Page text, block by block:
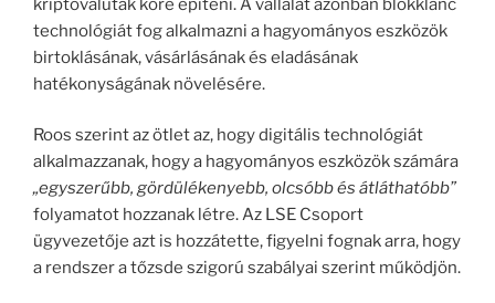
kriptovaluták köré építeni. A vállalat azonban blokklánc
technológiát fog alkalmazni a hagyományos eszközök
birtoklásának, vásárlásának és eladásának
hatékonyságának növelésére.
Roos szerint az ötlet az, hogy digitális technológiát
alkalmazzanak, hogy a hagyományos eszközök számára
„egyszerűbb, gördülékenyebb, olcsóbb és átláthatóbb”
folyamatot hozzanak létre. Az LSE Csoport
ügyvezetője azt is hozzátette, figyelni fognak arra, hogy
a rendszer a tőzsde szigorú szabályai szerint működjön.